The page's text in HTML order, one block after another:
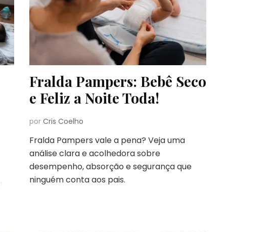
Fralda Pampers: Bebê Seco
e Feliz a Noite Toda!
por Cris Coelho
Fralda Pampers vale a pena? Veja uma
análise clara e acolhedora sobre
desempenho, absorção e segurança que
ninguém conta aos pais.